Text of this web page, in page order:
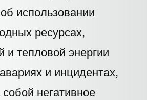
использовании
ресурсах,
и тепловой энергии
и инцидентах,
негативное